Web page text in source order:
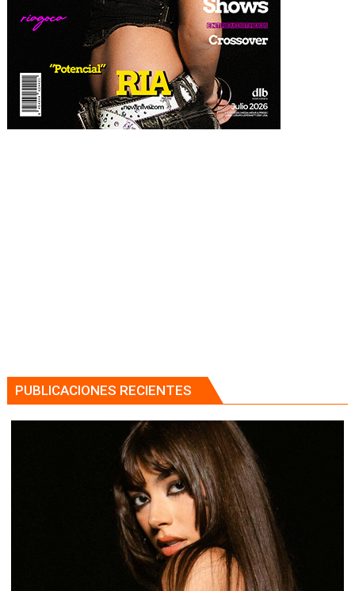
PUBLICACIONES RECIENTES